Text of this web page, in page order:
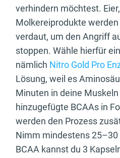
verhindern möchtest.
Molkereiprodukte
verdaut, um den Angriff
stoppen. Wähle hierfür
nämlich Nitro Gold Pro
Lösung, weil es
Minuten in deine
hinzugefügte BCAAs in
werden den Prozess
Nimm mindestens
BCAA kannst du 3